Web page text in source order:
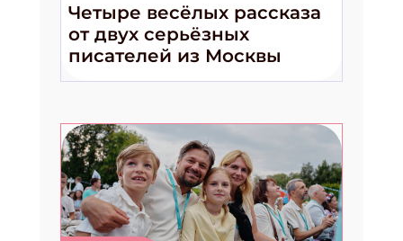
Четыре весёлых рассказа
от двух серьёзных
писателей из Москвы